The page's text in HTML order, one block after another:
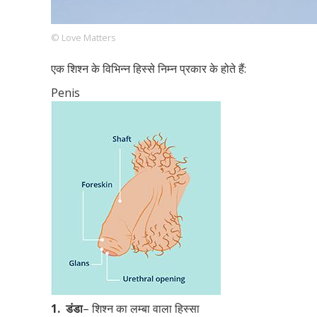
Footer
Company
हमारे सिद्धांत Just Poocho संपर्क करें
© Love Matters
एक शिश्न के विभिन्न हिस्से निम्न प्रकार के होते हैं:
Penis
1. डंडा– शिश्न का लम्बा वाला हिस्सा